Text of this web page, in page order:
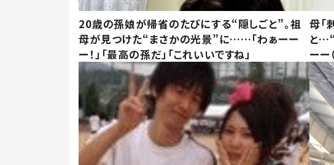
20歳の孫娘が帰省のたびにする“隠しごと”。祖
母が見つけた“まさかの光景”に……「わぁーー
ー！」「最高の孫だ」「これいいですね」
母「
と
ーー